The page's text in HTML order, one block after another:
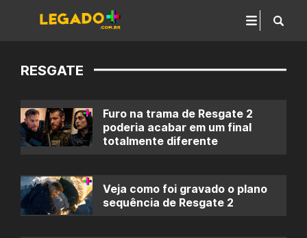
RESGATE
Furo na trama de Resgate 2
poderia acabar em um final
totalmente diferente
Veja como foi gravado o plano
sequência de Resgate 2